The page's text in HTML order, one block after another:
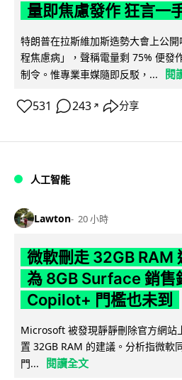
量即焦慮發作 狂言一
特朗普在拉斯維加斯造勢大會上公
程焦慮病」，聲稱電量剩 75% 便發
制令。惟專業車媒隨即反駁，...
閱
531 243 ↗ 分享
人工智能
Lawton 20 小時
微軟刪走 32GB RAM
為 8GB Surface 銷售
Copilot+ 門檻也未到
Microsoft 被發現靜靜刪除官方網站
置 32GB RAM 的建議。分析指微軟
門...
閱讀全文